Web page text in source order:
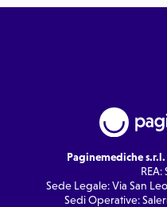
Paginemediche s.r.l.
REA:
Sede Legale: Via San
Sedi Operative: